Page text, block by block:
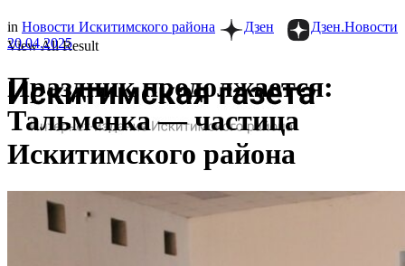
View All Result
Дзен.Новости
Дзен
in Новости Искитимского района
20.04.2025
Праздник продолжается:
Тальменка — частица
Искитимского района